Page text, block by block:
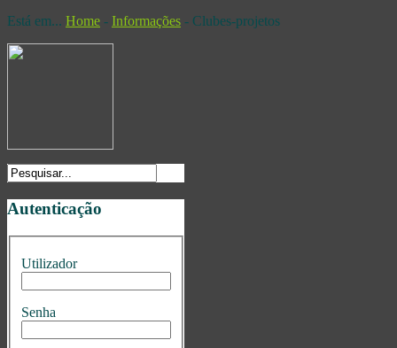
Está em... Home - Informações - Clubes-projetos
Autenticação
Utilizador
Senha